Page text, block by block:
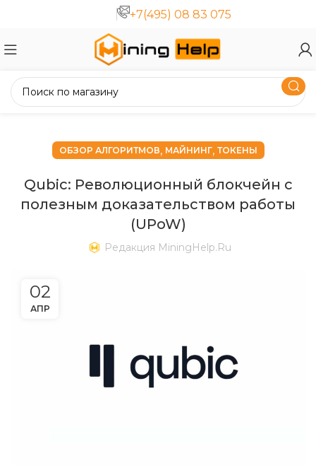
+7(495) 08 83 075
ОБЗОР АЛГОРИТМОВ, МАЙНИНГ, ТОКЕНЫ
Qubic: Революционный блокчейн с
полезным доказательством работы
(UPoW)
Редакция MiningHelp.ru
02
АПР